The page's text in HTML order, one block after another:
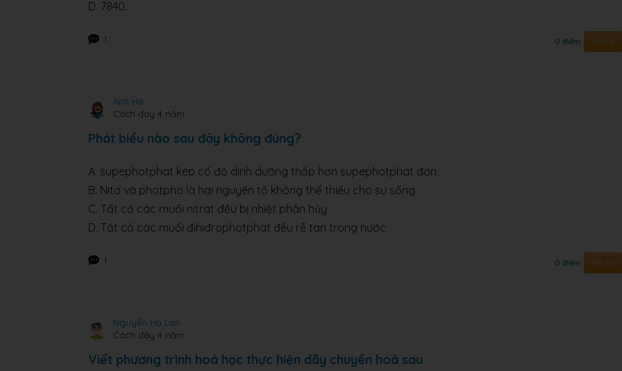
D. 7840.
1 0 điểm Trả lời
Anh Hà
Cách đây 4 năm
Phát biểu nào sau đây không đúng?
A. supephotphat kép cố độ dinh dưỡng thấp hơn supephotphat đơn.
B. Nitơ và photpho là hai nguyên tố không thể thiếu cho sự sống.
C. Tất cả các muối nitrat đều bị nhiệt phân hủy.
D. Tất cả các muối đihiđrophotphat đều rễ tan trong nước.
1 0 điểm Trả lời
Nguyễn Hạ Lan
Cách đây 4 năm
Viết phương trình hoá học thực hiện dãy chuyển hoá sau